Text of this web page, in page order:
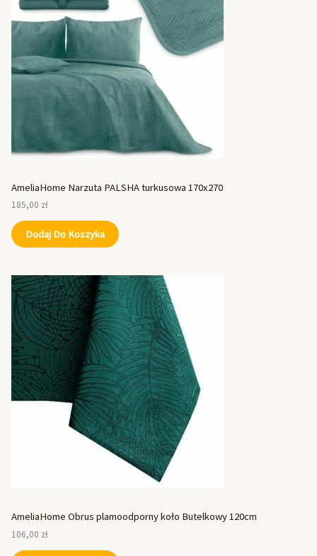
AmeliaHome Narzuta PALSHA turkusowa 170x270
185,00 zł
Dodaj Do Koszyka
AmeliaHome Obrus plamoodporny koło Butelkowy 120cm
106,00 zł